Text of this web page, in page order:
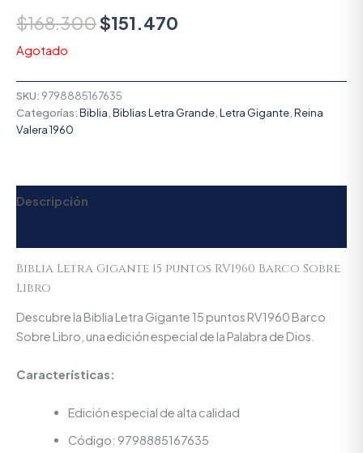
$168.300$151.470
Agotado
SKU: 9798885167635
Categorías:Biblia,Biblias Letra Grande,Letra Gigante,Reina
Valera 1960
Descripción
Biblia Letra Gigante 15 puntos RV1960 Barco Sobre
Libro
Descubre la Biblia Letra Gigante 15 puntos RV1960 Barco
Sobre Libro, una edición especial de la Palabra de Dios.
Características:
Edición especial de alta calidad
Código: 9798885167635